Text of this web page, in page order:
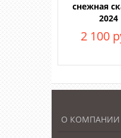
снежная
2024
2 100
О КОМПАНИИ